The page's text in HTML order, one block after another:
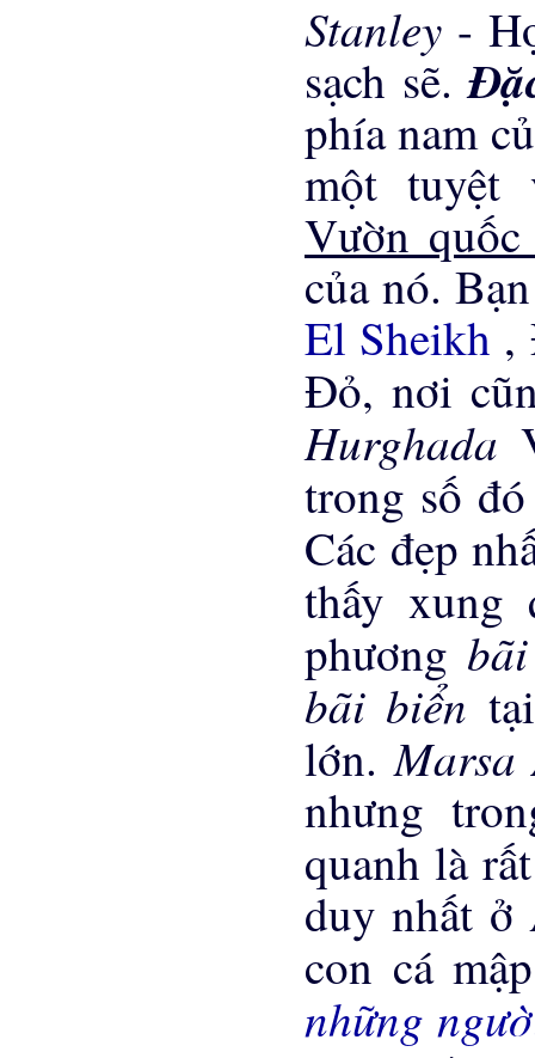
Stanley -
sạch sẽ.
phía nam
một
Vườn
của nó.
El Sheikh ,
Đỏ, nơi
Hurghada
trong số
Các đẹp
thấy
phương
bãi biển
lớn.
nhưng
quanh là
duy nhất ở
con cá
những